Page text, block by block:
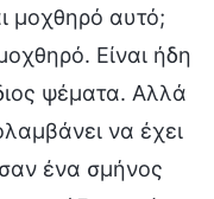
μοχθηρό αυτό;
Είναι ήδη
ψέματα. Αλλά
να έχει
ένα σμήνος